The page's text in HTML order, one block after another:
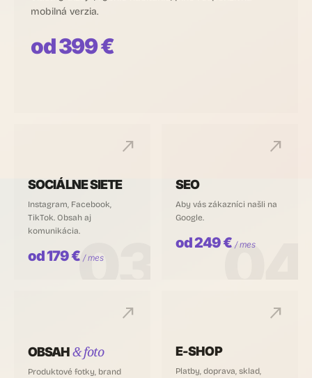
mobilná verzia.
od 399 €
03
north_east
SOCIÁLNE SIETE
Instagram, Facebook,
TikTok. Obsah aj
komunikácia.
od 179 € / mes 04
north_east
SEO
Aby vás zákazníci našli na
Google.
od 249 € / mes
north_east
OBSAH& foto
Produktové fotky, brand
north_east
E-SHOP
Platby, doprava, sklad,